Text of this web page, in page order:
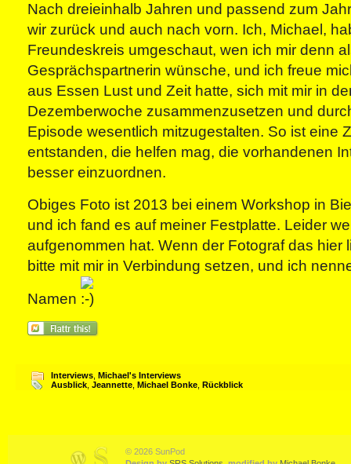
Nach dreieinhalb Jahren und passend zum
wir zurück und auch nach vorn. Ich, Michael,
Freundeskreis umgeschaut, wen ich mir denn
Gesprächspartnerin wünsche, und ich freue
aus Essen Lust und Zeit hatte, sich mit mir in
Dezemberwoche zusammenzusetzen und
Episode wesentlich mitzugestalten. So ist eine
entstanden, die helfen mag, die vorhandenen
besser einzuordnen.
Obiges Foto ist 2013 bei einem Workshop in
und ich fand es auf meiner Festplatte. Leider
aufgenommen hat. Wenn der Fotograf das hier
bitte mit mir in Verbindung setzen, und ich
Namen
Interviews Michael's Interviews
Ausblick Jeannette Michael Bonke Rückblick
© 2026 SunPod